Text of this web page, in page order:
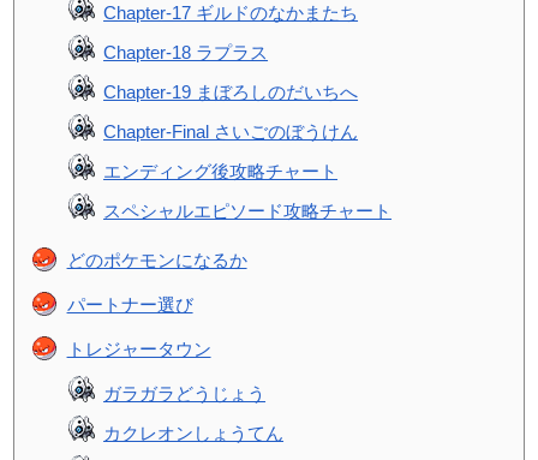
Chapter-17 ギルドのなかまたち
Chapter-18 ラプラス
Chapter-19 まぼろしのだいちへ
Chapter-Final さいごのぼうけん
エンディング後攻略チャート
スペシャルエピソード攻略チャート
どのポケモンになるか
パートナー選び
トレジャータウン
ガラガラどうじょう
カクレオンしょうてん